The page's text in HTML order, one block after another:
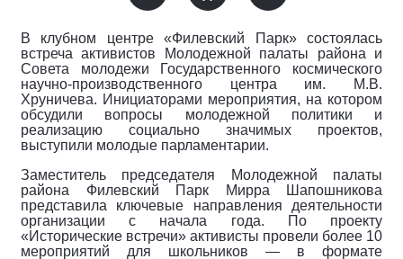
В клубном центре «Филевский Парк» состоялась
встреча активистов Молодежной палаты района и
Совета молодежи Государственного космического
научно-производственного центра им. М.В.
Хруничева. Инициаторами мероприятия, на котором
обсудили вопросы молодежной политики и
реализацию социально значимых проектов,
выступили молодые парламентарии.
Заместитель председателя Молодежной палаты
района Филевский Парк Мирра Шапошникова
представила ключевые направления деятельности
организации с начала года. По проекту
«Исторические встречи» активисты провели более 10
мероприятий для школьников — в формате